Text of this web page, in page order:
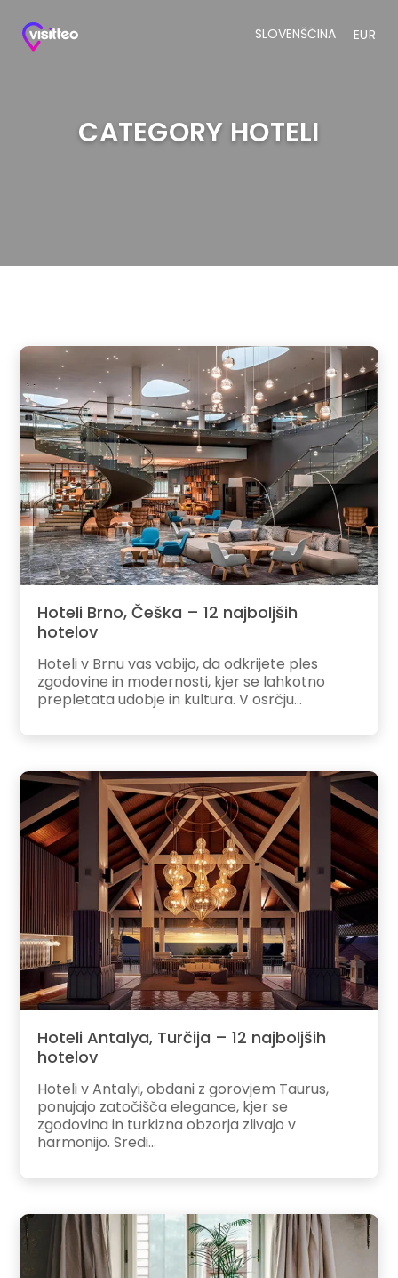
SLOVENŠČINA EUR
CATEGORY HOTELI
Hoteli Brno, Češka – 12 najboljših
hotelov
Hoteli v Brnu vas vabijo, da odkrijete ples
zgodovine in modernosti, kjer se lahkotno
prepletata udobje in kultura. V osrčju...
Hoteli Antalya, Turčija – 12 najboljših
hotelov
Hoteli v Antalyi, obdani z gorovjem Taurus,
ponujajo zatočišča elegance, kjer se
zgodovina in turkizna obzorja zlivajo v
harmonijo. Sredi...